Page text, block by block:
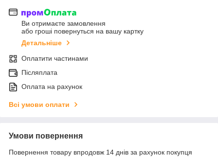
Ви отримаєте замовлення
або гроші повернуться на вашу картку
Детальніше
Оплатити частинами
Післяплата
Оплата на рахунок
Всі умови оплати
Умови повернення
Повернення товару впродовж 14 днів за рахунок покупця